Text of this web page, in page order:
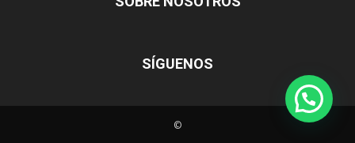
SÍGUENOS
©